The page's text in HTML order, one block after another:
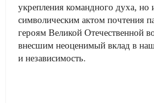
укрепления командного духа, но
символическим актом почтения
героям Великой Отечественной
внесшим неоценимый вклад в
и независимость.